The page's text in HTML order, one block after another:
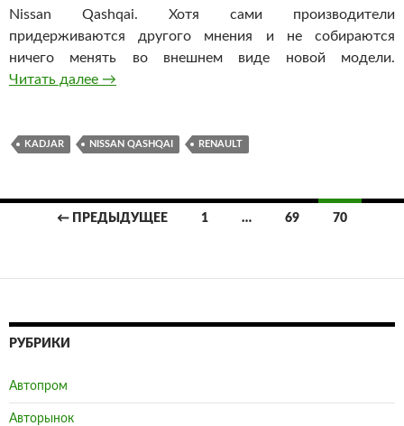
Nissan Qashqai. Хотя сами производители
придерживаются другого мнения и не собираются
ничего менять во внешнем виде новой модели.
Читать далее Новый кроссовер марки Renault получил
→
KADJAR NISSAN QASHQAI RENAULT
по
← ПРЕДЫДУЩЕЕ 1 … 69 70
РУБРИКИ
Автопром
Авторынок